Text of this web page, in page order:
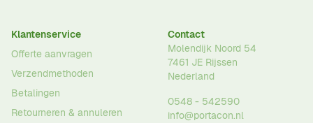
Klantenservice
Offerte aanvragen
Verzendmethoden
Betalingen
Retourneren & annuleren
Contact
Molendijk Noord 54
7461 JE Rijssen
Nederland
0548 - 542590
info@portacon.nl